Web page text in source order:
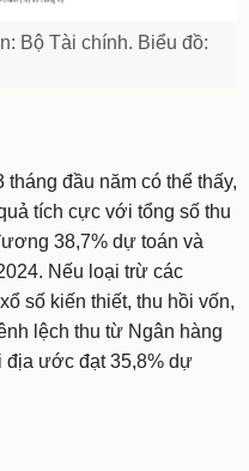
Bộ Tài chính. Biểu đồ:
đầu năm có thể thấy,
tích cực với tổng số thu
38,7% dự toán và
Nếu loại trừ các
số kiến thiết, thu hồi vốn,
lệch thu từ Ngân hàng
địa ước đạt 35,8% dự